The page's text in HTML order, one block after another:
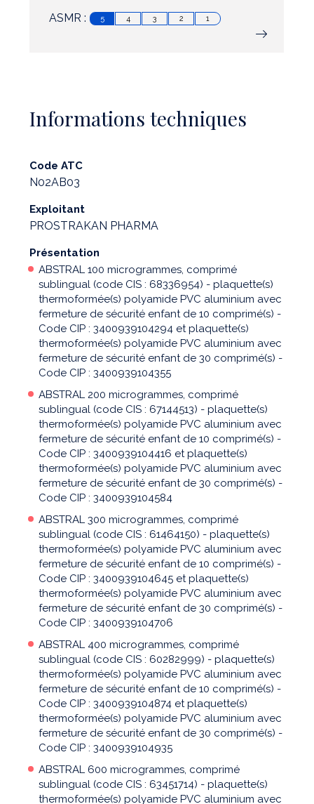
ASMR : 5 4 3 2 1
Informations techniques
Code ATC
N02AB03
Exploitant
PROSTRAKAN PHARMA
Présentation
ABSTRAL 100 microgrammes, comprimé
sublingual (code CIS : 68336954) - plaquette(s)
thermoformée(s) polyamide PVC aluminium avec
fermeture de sécurité enfant de 10 comprimé(s) -
Code CIP : 3400939104294 et plaquette(s)
thermoformée(s) polyamide PVC aluminium avec
fermeture de sécurité enfant de 30 comprimé(s) -
Code CIP : 3400939104355
ABSTRAL 200 microgrammes, comprimé
sublingual (code CIS : 67144513) - plaquette(s)
thermoformée(s) polyamide PVC aluminium avec
fermeture de sécurité enfant de 10 comprimé(s) -
Code CIP : 3400939104416 et plaquette(s)
thermoformée(s) polyamide PVC aluminium avec
fermeture de sécurité enfant de 30 comprimé(s) -
Code CIP : 3400939104584
ABSTRAL 300 microgrammes, comprimé
sublingual (code CIS : 61464150) - plaquette(s)
thermoformée(s) polyamide PVC aluminium avec
fermeture de sécurité enfant de 10 comprimé(s) -
Code CIP : 3400939104645 et plaquette(s)
thermoformée(s) polyamide PVC aluminium avec
fermeture de sécurité enfant de 30 comprimé(s) -
Code CIP : 3400939104706
ABSTRAL 400 microgrammes, comprimé
sublingual (code CIS : 60282999) - plaquette(s)
thermoformée(s) polyamide PVC aluminium avec
fermeture de sécurité enfant de 10 comprimé(s) -
Code CIP : 3400939104874 et plaquette(s)
thermoformée(s) polyamide PVC aluminium avec
fermeture de sécurité enfant de 30 comprimé(s) -
Code CIP : 3400939104935
ABSTRAL 600 microgrammes, comprimé
sublingual (code CIS : 63451714) - plaquette(s)
thermoformée(s) polyamide PVC aluminium avec